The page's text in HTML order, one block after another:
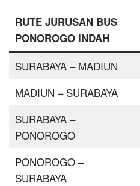
RUTE JURUSAN BUS
PONOROGO INDAH
SURABAYA – MADIUN
MADIUN – SURABAYA
SURABAYA –
PONOROGO
PONOROGO –
SURABAYA